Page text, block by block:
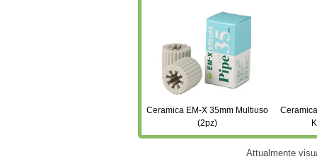
Ceramica EM-X 35mm Multiuso
(2pz)
Attualmente